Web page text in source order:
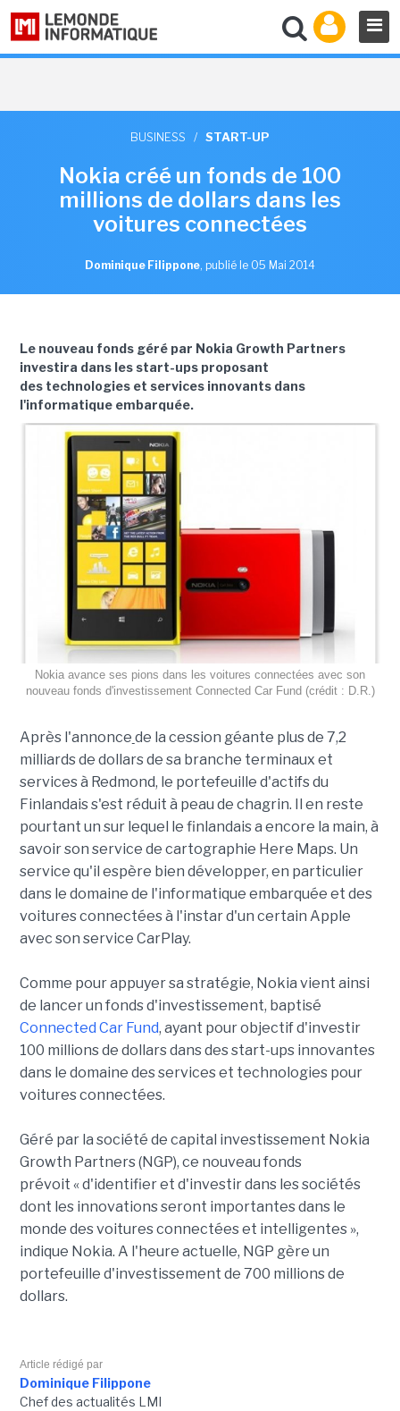
BUSINESS / START-UP
Nokia créé un fonds de 100
millions de dollars dans les
voitures connectées
Dominique Filippone, publié le 05 Mai 2014
Le nouveau fonds géré par Nokia Growth Partners
investira dans les start-ups proposant
des technologies et services innovants dans
l'informatique embarquée.
Nokia avance ses pions dans les voitures connectées avec son
nouveau fonds d'investissement Connected Car Fund (crédit : D.R.)
Après l'annonce de la cession géante plus de 7,2
milliards de dollars de sa branche terminaux et
services à Redmond, le portefeuille d'actifs du
Finlandais s'est réduit à peau de chagrin. Il en reste
pourtant un sur lequel le finlandais a encore la main, à
savoir son service de cartographie Here Maps. Un
service qu'il espère bien développer, en particulier
dans le domaine de l'informatique embarquée et des
voitures connectées à l'instar d'un certain Apple
avec son service CarPlay.
Comme pour appuyer sa stratégie, Nokia vient ainsi
de lancer un fonds d'investissement, baptisé
Connected Car Fund, ayant pour objectif d'investir
100 millions de dollars dans des start-ups innovantes
dans le domaine des services et technologies pour
voitures connectées.
Géré par la société de capital investissement Nokia
Growth Partners (NGP), ce nouveau fonds
prévoit «d'identifier et d'investir dans les sociétés
dont les innovations seront importantes dans le
monde des voitures connectées et intelligentes »,
indique Nokia. A l'heure actuelle, NGP gère un
portefeuille d'investissement de 700 millions de
dollars.
Article rédigé par
Dominique Filippone
Chef des actualités LMI